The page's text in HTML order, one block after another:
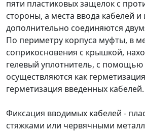
пяти пластиковых защелок с
стороны, а места ввода кабелей и
дополнительно соединяются
По периметру корпуса муфты, в
соприкосновения с крышкой,
гелевый уплотнитель, с помощью
осуществляются как
герметизация введенных кабелей.
Фиксация вводимых кабелей -
стяжками или червячными